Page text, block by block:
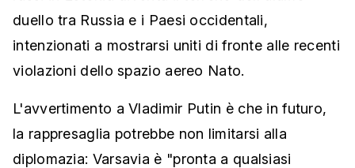
duello tra Russia e i Paesi occidentali,
intenzionati a mostrarsi uniti di fronte alle recenti
violazioni dello spazio aereo Nato.
L'avvertimento a Vladimir Putin è che in futuro,
la rappresaglia potrebbe non limitarsi alla
diplomazia: Varsavia è "pronta a qualsiasi